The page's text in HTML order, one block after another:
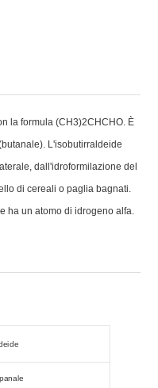
la formula (CH3)2CHCHO. È
L'isobutirraldeide
dall'idroformilazione del
di cereali o paglia bagnati.
ha un atomo di idrogeno alfa.